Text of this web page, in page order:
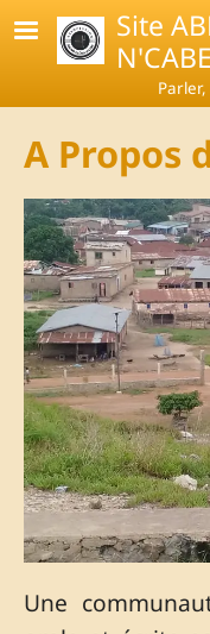
Skip to mainSite
N'CABE
A Propos
Une